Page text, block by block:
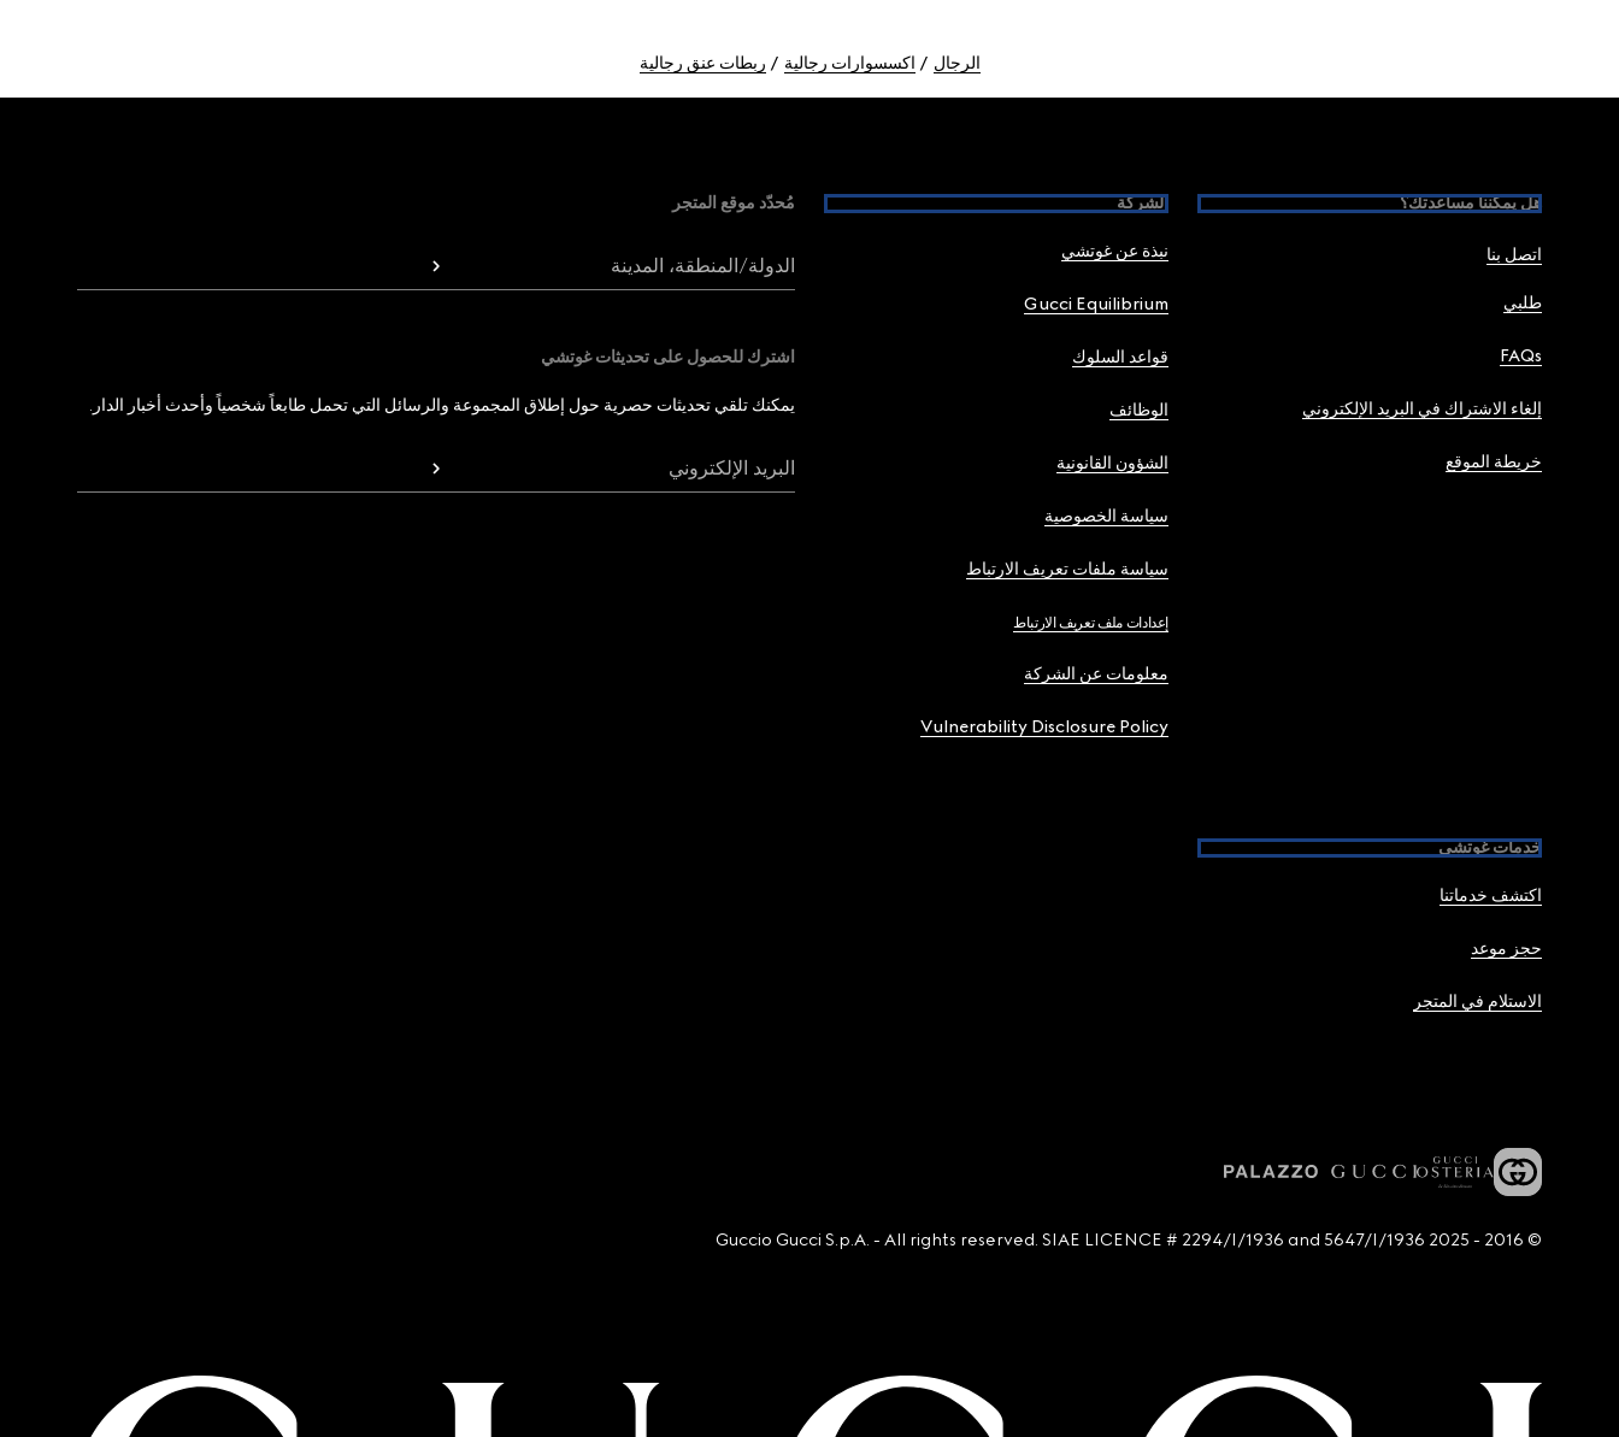
الرجال اكسسوارات رجالية ربطات عنق رجالية
هل يمكننا مساعدتك؟
اتصل بنا
طلبي
FAQs
إلغاء الاشتراك في البريد الإلكتروني
خريطة الموقع
الشركة
نبذة عن غوتشي
Gucci Equilibrium
قواعد السلوك
الوظائف
الشؤون القانونية
سياسة الخصوصية
سياسة ملفات تعريف الارتباط
إعدادات ملف تعريف الارتباط
معلومات عن الشركة
Vulnerability Disclosure Policy
خدمات غوتشي
اكتشف خدماتنا
حجز موعد
الاستلام في المتجر
مُحدّد موقع المتجر
الدولة/المنطقة، المدينة
اشترك للحصول على تحديثات غوتشي
يمكنك تلقي تحديثات حصرية حول إطلاق المجموعة والرسائل التي تحمل طابعاً شخصياً وأحدث أخبار الدار.
البريد الإلكتروني
© 2016 - 2025 Guccio Gucci S.p.A. - All rights reserved. SIAE LICENCE # 2294/I/1936 and 5647/I/1936